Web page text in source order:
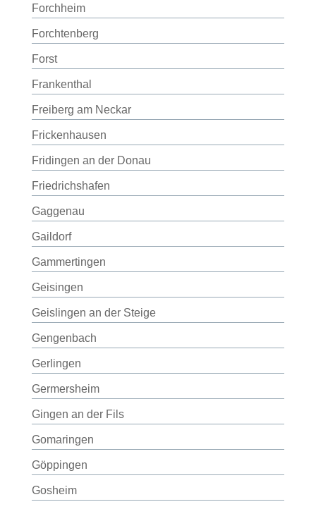
Forchheim
Forchtenberg
Forst
Frankenthal
Freiberg am Neckar
Frickenhausen
Fridingen an der Donau
Friedrichshafen
Gaggenau
Gaildorf
Gammertingen
Geisingen
Geislingen an der Steige
Gengenbach
Gerlingen
Germersheim
Gingen an der Fils
Gomaringen
Göppingen
Gosheim